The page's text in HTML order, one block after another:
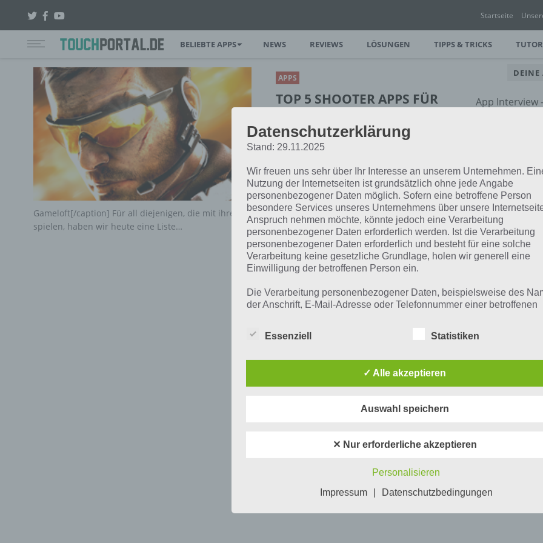
Startseite
BELIEBTE APPS NEWS REVIEWS LÖSUNGEN TIPPS & TRICKS
APPS
TOP 5 SHOOTER APPS FÜR
WINDOWS PHONE
[caption id="attachment_24301"
align="alignright" width="150"] Modern
Combat 5 Blackout von
Gameloft[/caption] Für all diejenigen, die mit ihrem Smartphone gerne mal actionreichere Games
spielen, haben wir heute eine Liste…
DEINE
App Interview
Datenschutzerklärung
Stand: 29.11.2025
Wir freuen uns sehr über Ihr Interesse an unserem Unternehmen.
Nutzung der Internetseiten ist grundsätzlich ohne jede Angabe
personenbezogener Daten möglich. Sofern eine betroffene Person
besondere Services unseres Unternehmens über unsere
Anspruch nehmen möchte, könnte jedoch eine Verarbeitung
personenbezogener Daten erforderlich werden. Ist die Verarbeitung
personenbezogener Daten erforderlich und besteht für eine solche
Verarbeitung keine gesetzliche Grundlage, holen wir generell eine
Einwilligung der betroffenen Person ein.
Die Verarbeitung personenbezogener Daten, beispielsweise des
der Anschrift, E-Mail-Adresse oder Telefonnummer einer betroffenen
Datenschutzbestimmungen. Mittels dieser Datenschutzerklärung
informieren. Ferner werden betroffene Personen mittels dieser
Datenschutzerklärung über die ihnen zustehenden Rechte
Wir haben als für die Verarbeitung Verantwortlicher zahlreiche
personenbezogenen Daten sicherzustellen. Dennoch können
aufweisen, sodass ein absoluter Schutz nicht gewährleistet werden
Aus diesem Grund steht es jeder betroffenen Person frei,
personenbezogene Daten auch auf alternativen Wegen,
Essenziell Statistiken
✓ Alle akzeptieren
Auswahl speichern
✕ Nur erforderliche akzeptieren
Personalisieren
Impressum
Datenschutzbedingungen